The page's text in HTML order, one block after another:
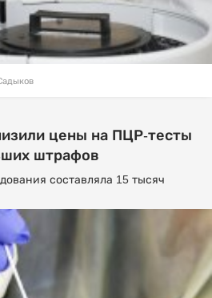
цены на ПЦР-тесты
штрафов
составляла 15 тысяч